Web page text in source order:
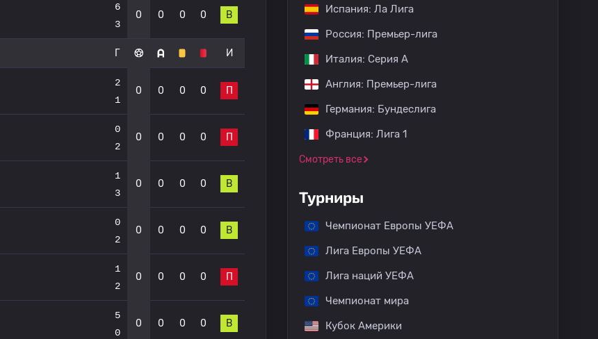
6
3
0 0 0 0 В
Г И
2
1
0 0 0 0 П
0
2
0 0 0 0 П
1
3
0 0 0 0 В
0
2
0 0 0 0 В
1
2
0 0 0 0 П
5
0
0 0 0 0 В
Испания: Ла Лига
Россия: Премьер-лига
Италия: Серия А
Англия: Премьер-лига
Германия: Бундеслига
Франция: Лига 1
Смотреть все
Турниры
Чемпионат Европы УЕФА
Лига Европы УЕФА
Лига наций УЕФА
Чемпионат мира
Кубок Америки